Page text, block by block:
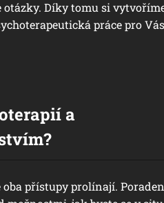
otázky. Díky tomu si
práce pro
a
oba přístupy prolínají.